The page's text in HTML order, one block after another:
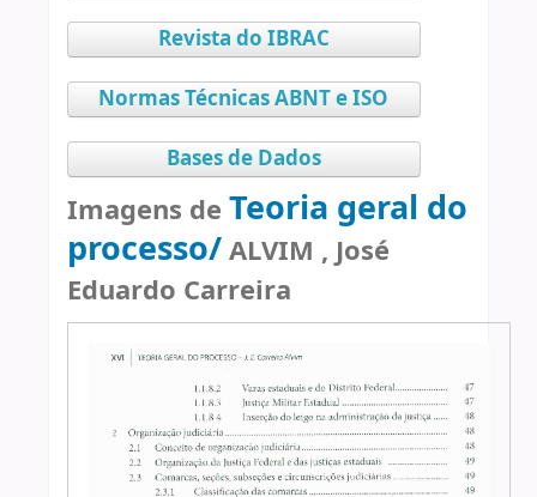
Revista do IBRAC
Normas Técnicas ABNT e ISO
Bases de Dados
Imagens de Teoria geral do
processo/ALVIM , José
Eduardo Carreira